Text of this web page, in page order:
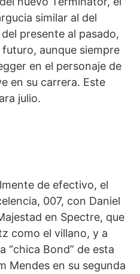
similar al del
presente al pasado,
aunque siempre
en el personaje de
en su carrera. Este
julio.
de efectivo, el
007, con Daniel
en Spectre, que
como el villano, y a
“chica Bond” de esta
Mendes en su segunda